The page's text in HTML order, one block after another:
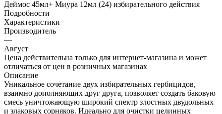
Деймос 45мл+ Миура 12мл (24) избирательного действия
Подробности
Характеристики
Производитель
—
Август
Цена действительна только для интернет-магазина и может
отличаться от цен в розничных магазинах
Описание
Уникальное сочетание двух избирательных гербицидов,
взаимно дополняющих друг друга, позволяет создать баковую
смесь уничтожающую широкий спектр злостных двудольных
и злаковых сорняков. Идеально для очистки целинных